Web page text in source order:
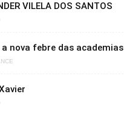
VILELA DOS SANTOS
nova febre das academias